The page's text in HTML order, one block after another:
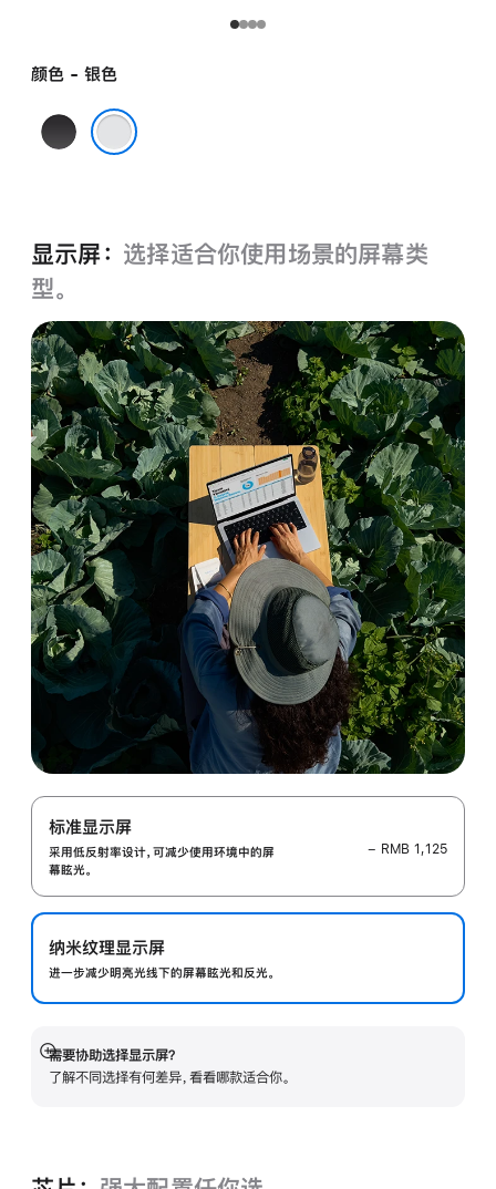
颜色 - 银色
深
空
显示屏： 选择适合你使用场景的屏幕类
型。
标准显示屏
采用低反射率设计，可减少使用环境中的屏
幕眩光。
− RMB 1,125
纳米纹理显示屏
进一步减少明亮光线下的屏幕眩光和反光。
需要协助选择显示屏？
了解不同选择有何差异，看看哪款适合你。
展
开